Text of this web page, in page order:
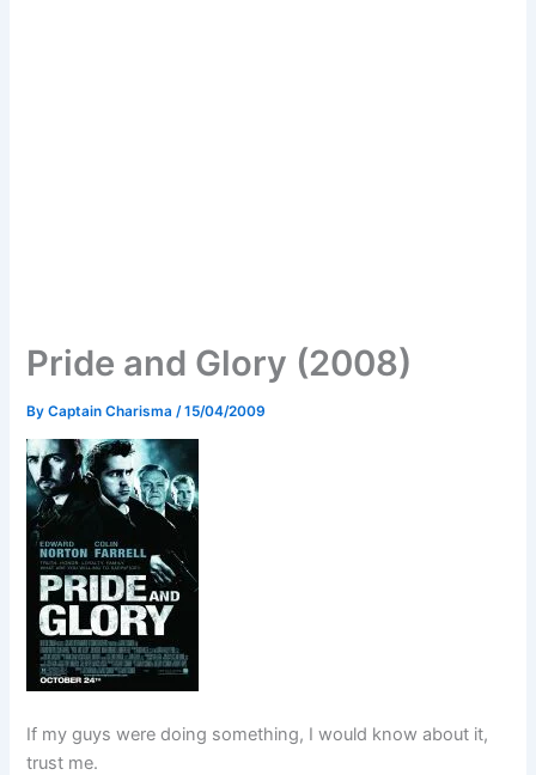
Pride and Glory (2008)
ByCaptain Charisma /15/04/2009
If my guys were doing something, I would know about it,
trust me.